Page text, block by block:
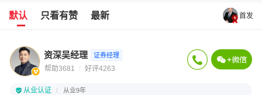
默认 只看有赞 最新 首发
资深吴经理 证券经理
帮助3681 好评4263
从业认证 从业9年